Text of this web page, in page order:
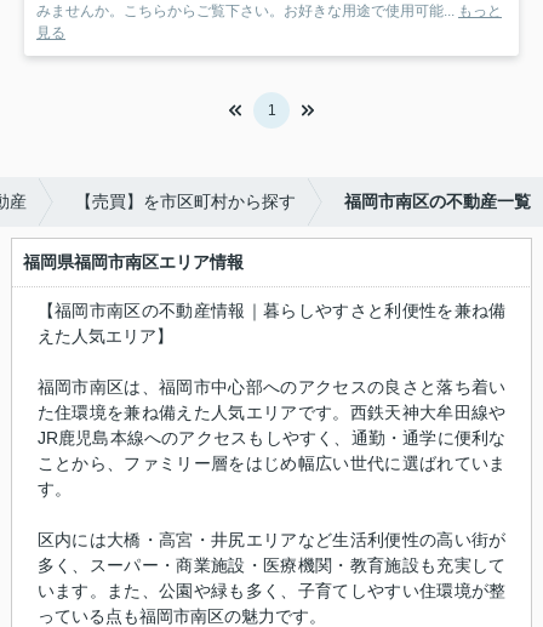
みませんか。こちらからご覧下さい。お好きな用途で使用可能... もっと
見る
1
産 【売買】を市区町村から探す 福岡市南区の不動産一覧
福岡県福岡市南区エリア情報
【福岡市南区の不動産情報｜暮らしやすさと利便性を兼ね備
えた人気エリア】
福岡市南区は、福岡市中心部へのアクセスの良さと落ち着い
た住環境を兼ね備えた人気エリアです。西鉄天神大牟田線や
JR鹿児島本線へのアクセスもしやすく、通勤・通学に便利な
ことから、ファミリー層をはじめ幅広い世代に選ばれていま
す。
区内には大橋・高宮・井尻エリアなど生活利便性の高い街が
多く、スーパー・商業施設・医療機関・教育施設も充実して
います。また、公園や緑も多く、子育てしやすい住環境が整
っている点も福岡市南区の魅力です。